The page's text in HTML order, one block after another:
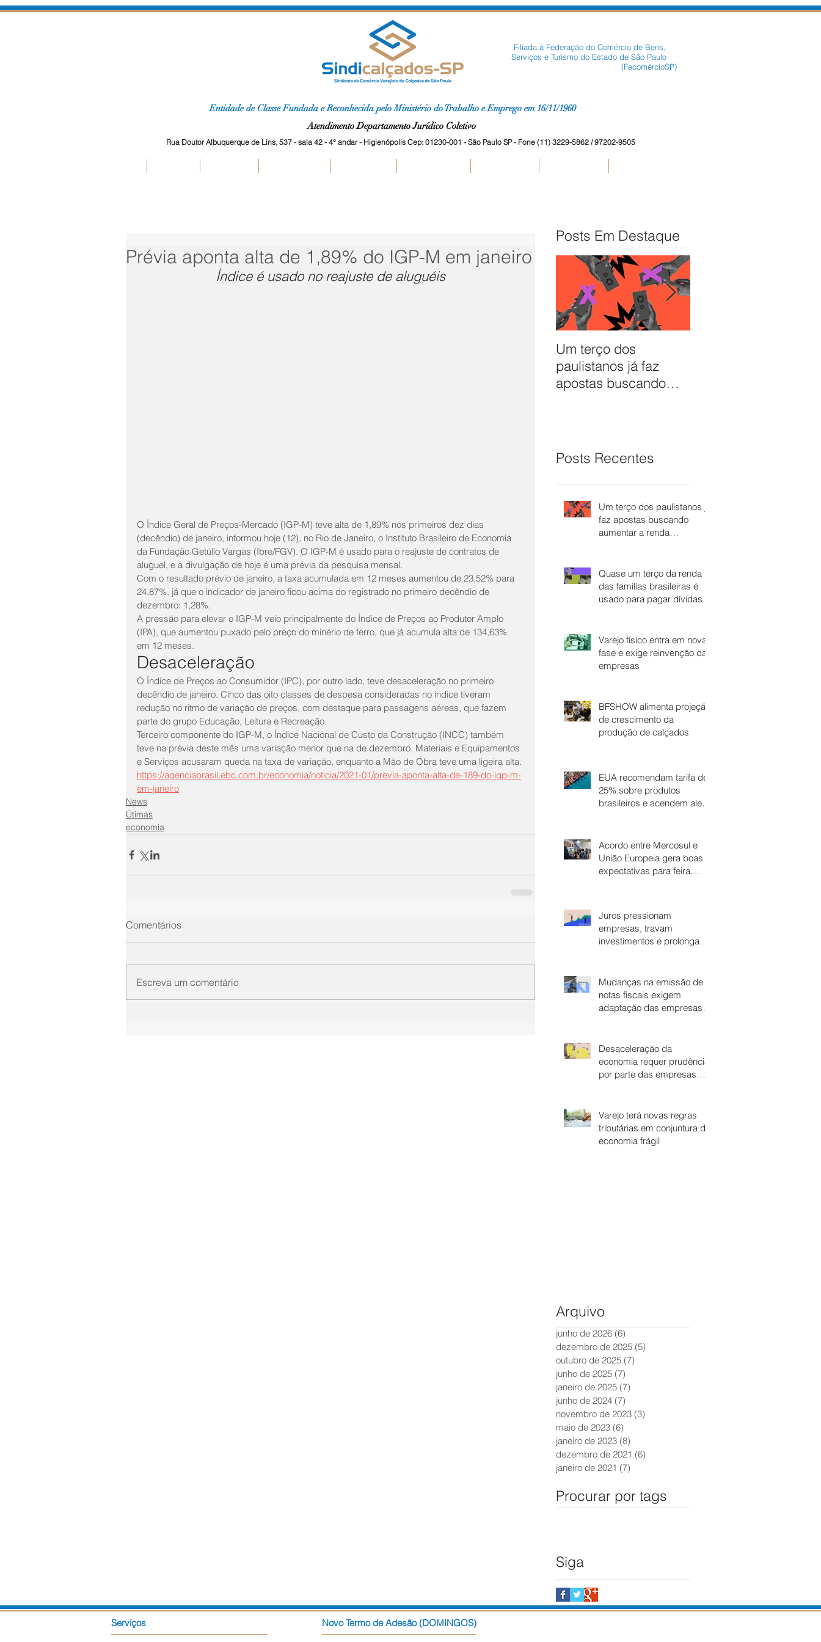
Filiada à Federação do Comércio de Bens,
Serviços e Turismo do Estado de São Paulo
(FecomércioSP)
Entidade de Classe Fundada e Reconhecida pelo Ministério do Trabalho e Emprego em 16/11/1960
Atendimento Departamento Jurídico Coletivo
Rua Doutor Albuquerque de Lins, 537 - sala 42 - 4° andar - Higienópolis Cep: 01230-001 - São Paulo SP - Fone (11) 3229-5862 / 97202-9505
Prévia aponta alta de 1,89% do IGP-M em janeiro
Índice é usado no reajuste de aluguéis
O Índice Geral de Preços-Mercado (IGP-M) teve alta de 1,89% nos primeiros dez dias
(decêndio) de janeiro, informou hoje (12), no Rio de Janeiro, o Instituto Brasileiro de Economia
da Fundação Getúlio Vargas (Ibre/FGV). O IGP-M é usado para o reajuste de contratos de
aluguel, e a divulgação de hoje é uma prévia da pesquisa mensal.
Com o resultado prévio de janeiro, a taxa acumulada em 12 meses aumentou de 23,52% para
24,87%, já que o indicador de janeiro ficou acima do registrado no primeiro decêndio de
dezembro: 1,28%.
A pressão para elevar o IGP-M veio principalmente do Índice de Preços ao Produtor Amplo
(IPA), que aumentou puxado pelo preço do minério de ferro, que já acumula alta de 134,63%
em 12 meses.
Desaceleração
O Índice de Preços ao Consumidor (IPC), por outro lado, teve desaceleração no primeiro
decêndio de janeiro. Cinco das oito classes de despesa consideradas no índice tiveram
redução no ritmo de variação de preços, com destaque para passagens aéreas, que fazem
parte do grupo Educação, Leitura e Recreação.
Terceiro componente do IGP-M, o Índice Nacional de Custo da Construção (INCC) também
teve na prévia deste mês uma variação menor que na de dezembro. Materiais e Equipamentos
e Serviços acusaram queda na taxa de variação, enquanto a Mão de Obra teve uma ligeira alta.
https://agenciabrasil.ebc.com.br/economia/noticia/2021-01/previa-aponta-alta-de-189-do-igp-m-
em-janeiro
News
Útimas
economia
Comentários
Escreva um comentário
Posts Em Destaque
Um terço dos
paulistanos já faz
apostas buscando
Posts Recentes
Um terço dos paulistanos já
faz apostas buscando
aumentar a renda
Quase um terço da renda
das famílias brasileiras é
usado para pagar dívidas
Varejo físico entra em nova
fase e exige reinvenção das
empresas
BFSHOW alimenta projeção
de crescimento da
produção de calçados
EUA recomendam tarifa de
25% sobre produtos
brasileiros e acendem alerta
Acordo entre Mercosul e
União Europeia gera boas
expectativas para feira
Juros pressionam
empresas, travam
investimentos e prolongam
Mudanças na emissão de
notas fiscais exigem
adaptação das empresas
Desaceleração da
economia requer prudência
por parte das empresas
Varejo terá novas regras
tributárias em conjuntura de
economia frágil
Arquivo
junho de 2026 (6)
dezembro de 2025 (5)
outubro de 2025 (7)
junho de 2025 (7)
janeiro de 2025 (7)
junho de 2024 (7)
novembro de 2023 (3)
maio de 2023 (6)
janeiro de 2023 (8)
dezembro de 2021 (6)
janeiro de 2021 (7)
Procurar por tags
Siga
Serviços Novo Termo de Adesão (DOMINGOS)